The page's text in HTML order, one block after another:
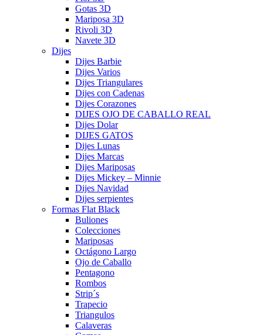
Gotas 3D
Mariposa 3D
Rivoli 3D
Navete 3D
Dijes
Dijes Barbie
Dijes Varios
Dijes Triangulares
Dijes con Cadenas
Dijes Corazones
DIJES OJO DE CABALLO REAL
Dijes Dolar
DIJES GATOS
Dijes Lunas
Dijes Marcas
Dijes Mariposas
Dijes Mickey – Minnie
Dijes Navidad
Dijes serpientes
Formas Flat Black
Buliones
Colecciones
Mariposas
Octágono Largo
Ojo de Caballo
Pentagono
Rombos
Strip´s
Trapecio
Triangulos
Calaveras